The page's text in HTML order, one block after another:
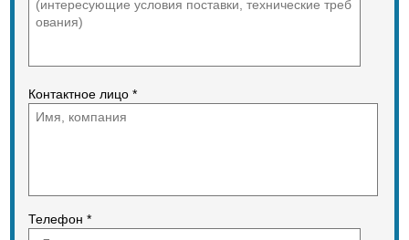
Контактное лицо *
Телефон *